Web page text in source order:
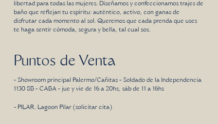
libertad para todas las mujeres. Diseñamos y confeccionamos trajes de
baño que reflejan tu espíritu: auténtico, activo, con ganas de
disfrutar cada momento al sol. Queremos que cada prenda que uses
te haga sentir cómoda, segura y bella, tal cual sos.
Puntos de Venta
- Showroom principal Palermo/Cañitas - Soldado de la Independencia
1130 8B - CABA - jue y vie de 16 a 20hs, sáb de 11 a 16hs
- PILAR. Lagoon Pilar (solicitar cita)